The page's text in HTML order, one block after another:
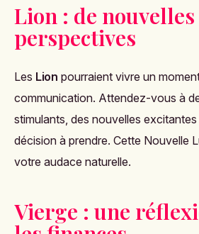
Lion : de nouvelles
perspectives
Les Lion pourraient vivre un
communication. Attendez-vous à
stimulants, des nouvelles
décision à prendre. Cette Nouvelle
votre audace naturelle.
Vierge : une